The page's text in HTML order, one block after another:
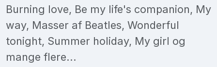
Burning love, Be my life's companion, My
way, Masser af Beatles, Wonderful
tonight, Summer holiday, My girl og
mange flere...